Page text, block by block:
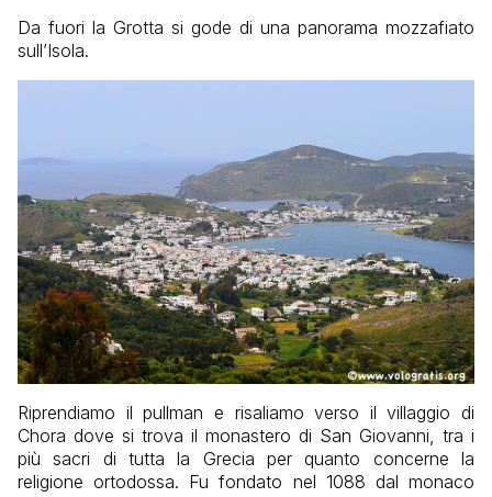
Da fuori la Grotta si gode di una panorama mozzafiato
sull’Isola.
Riprendiamo il pullman e risaliamo verso il villaggio di
Chora dove si trova il monastero di San Giovanni, tra i
più sacri di tutta la Grecia per quanto concerne la
religione ortodossa. Fu fondato nel 1088 dal monaco